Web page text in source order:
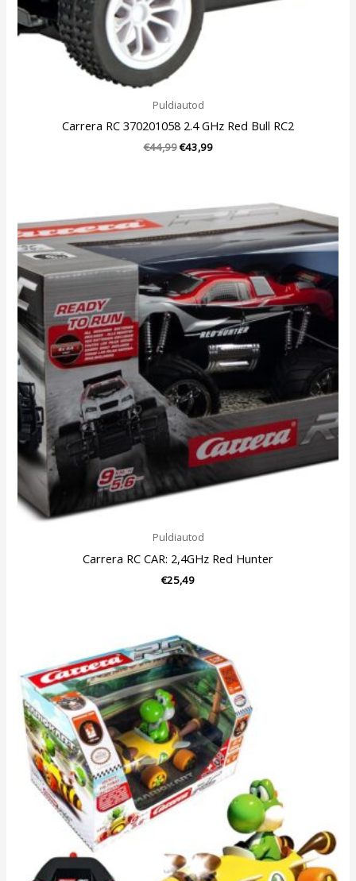
Puldiautod
Carrera RC 370201058 2.4 GHz Red Bull RC2
€44,99€43,99
Puldiautod
Carrera RC CAR: 2,4GHz Red Hunter
€25,49